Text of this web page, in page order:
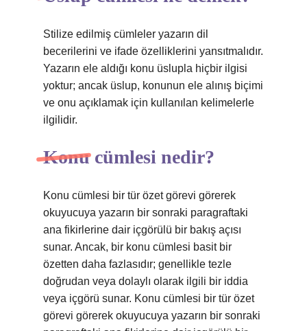
Stilize edilmiş cümleler yazarın dil
becerilerini ve ifade özelliklerini yansıtmalıdır.
Yazarın ele aldığı konu üslupla hiçbir ilgisi
yoktur; ancak üslup, konunun ele alınış biçimi
ve onu açıklamak için kullanılan kelimelerle
ilgilidir.
Konu cümlesi nedir?
Konu cümlesi bir tür özet görevi görerek
okuyucuya yazarın bir sonraki paragraftaki
ana fikirlerine dair içgörülü bir bakış açısı
sunar. Ancak, bir konu cümlesi basit bir
özetten daha fazlasıdır; genellikle tezle
doğrudan veya dolaylı olarak ilgili bir iddia
veya içgörü sunar. Konu cümlesi bir tür özet
görevi görerek okuyucuya yazarın bir sonraki